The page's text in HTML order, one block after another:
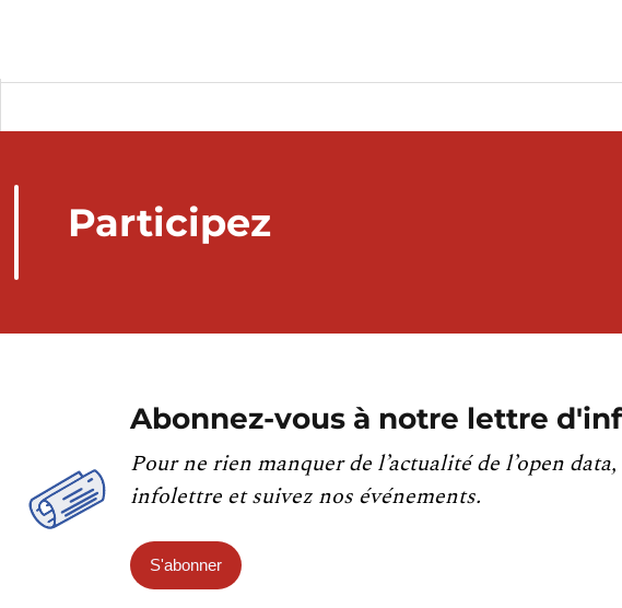
Participez
Abonnez-vous à notre lettre
Pour ne rien manquer de l’actualité de l’open
infolettre et suivez nos événements.
S'abonner